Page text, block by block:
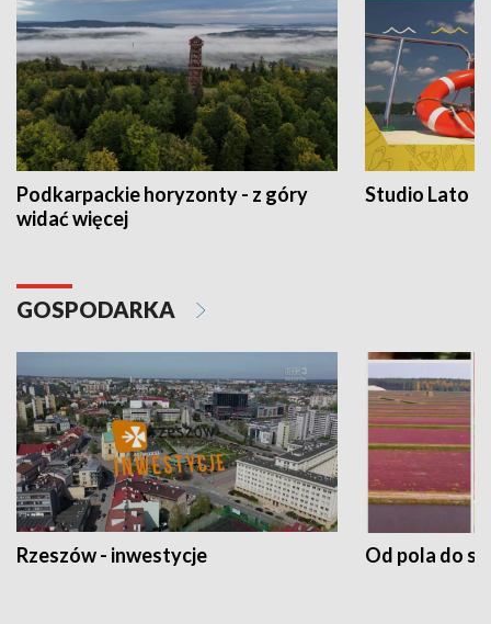
Podkarpackie horyzonty - z góry
widać więcej
Studio Lato
GOSPODARKA
Rzeszów - inwestycje Od pola do